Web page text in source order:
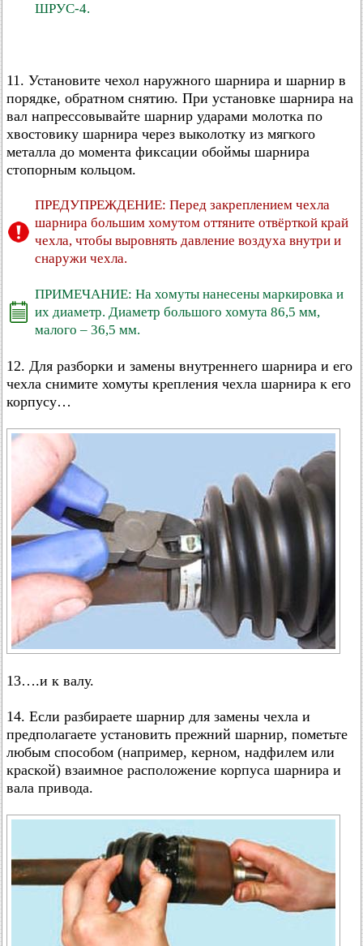
ШРУС-4.
11. Установите чехол наружного шарнира и шарнир в
порядке, обратном снятию. При установке шарнира на
вал напрессовывайте шарнир ударами молотка по
хвостовику шарнира через выколотку из мягкого
металла до момента фиксации обоймы шарнира
стопорным кольцом.
ПРЕДУПРЕЖДЕНИЕ: Перед закреплением чехла
шарнира большим хомутом оттяните отвёрткой край
чехла, чтобы выровнять давление воздуха внутри и
снаружи чехла.
ПРИМЕЧАНИЕ: На хомуты нанесены маркировка и
их диаметр. Диаметр большого хомута 86,5 мм,
малого – 36,5 мм.
12. Для разборки и замены внутреннего шарнира и его
чехла снимите хомуты крепления чехла шарнира к его
корпусу…
13….и к валу.
14. Если разбираете шарнир для замены чехла и
предполагаете установить прежний шарнир, пометьте
любым способом (например, керном, надфилем или
краской) взаимное расположение корпуса шарнира и
вала привода.